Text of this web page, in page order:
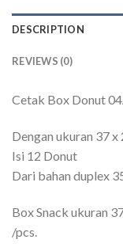
DESCRIPTION
REVIEWS (0)
Cetak Box Donut
Dengan ukuran 37 x
Isi 12 Donut
Dari bahan duplex
Box Snack ukuran
/pcs.